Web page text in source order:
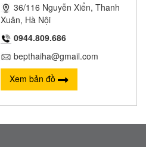
36/116 Nguyễn Xiển, Thanh
Xuân, Hà Nội
0944.809.686
bepthaiha@gmail.com
Xem bản đồ